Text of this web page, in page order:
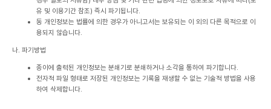
유 및 이용기간 참조) 즉시 파기됩니다.
동 개인정보는 법률에 의한 경우가 아니고서는 보유되는 이 외의 다른 목적으로 이
용되지 않습니다.
나. 파기방법
종이에 출력된 개인정보는 분쇄기로 분쇄하거나 소각을 통하여 파기합니다.
전자적 파일 형태로 저장된 개인정보는 기록을 재생할 수 없는 기술적 방법을 사용
하여 삭제합니다.